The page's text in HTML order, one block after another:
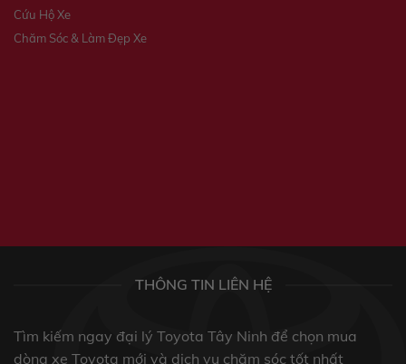
Cứu Hộ Xe
Chăm Sóc & Làm Đẹp Xe
THÔNG TIN LIÊN HỆ
Tìm kiếm ngay đại lý Toyota Tây Ninh để chọn mua
dòng xe Toyota mới và dịch vụ chăm sóc tốt nhất